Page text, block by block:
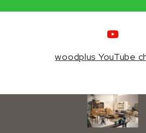
woodplus YouTube